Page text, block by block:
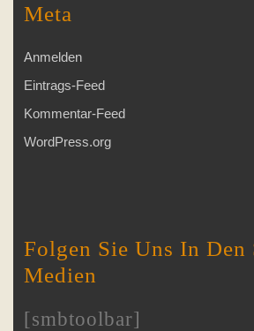
Meta
Anmelden
Eintrags-Feed
Kommentar-Feed
WordPress.org
Folgen Sie Uns In Den
Medien
[smbtoolbar]